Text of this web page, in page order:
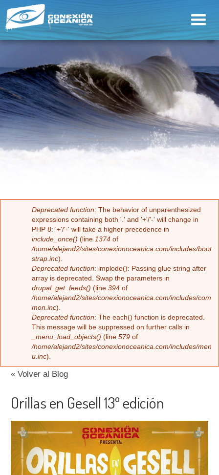
Error message
Deprecated function: The behavior of unparenthesized
expressions containing both '.' and '+'/'-' will change in
PHP 8: '+'/'-' will take a higher precedence in
include_once() (line 1374 of
/home/alejand2/sites/conexionoceanica.com/includes/boot
strap.inc).
Deprecated function: implode(): Passing glue string after
array is deprecated. Swap the parameters in
drupal_get_feeds() (line 394 of
/home/alejand2/sites/conexionoceanica.com/includes/com
mon.inc).
Deprecated function: The each() function is deprecated.
This message will be suppressed on further calls in
_menu_load_objects() (line 579 of
/home/alejand2/sites/conexionoceanica.com/includes/men
u.inc).
« Volver al Blog
Orillas en Gesell 13º edición